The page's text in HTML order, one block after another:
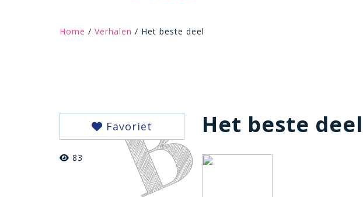
Home / Verhalen / Het beste deel
Favoriet
83
Het beste deel